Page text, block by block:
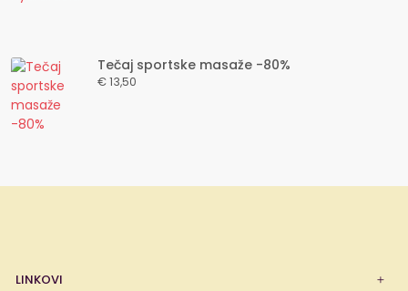
Tečaj sportske masaže -80%
€ 13,50
LINKOVI